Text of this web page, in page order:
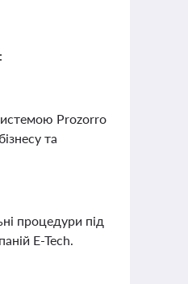
Prozorro
та
процедури під
E-Tech.